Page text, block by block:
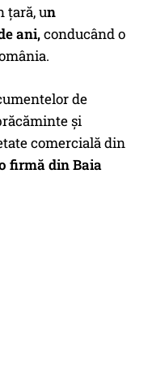
ţară, un
ani,conducând o
de
și
comercială din
firmă din Baia